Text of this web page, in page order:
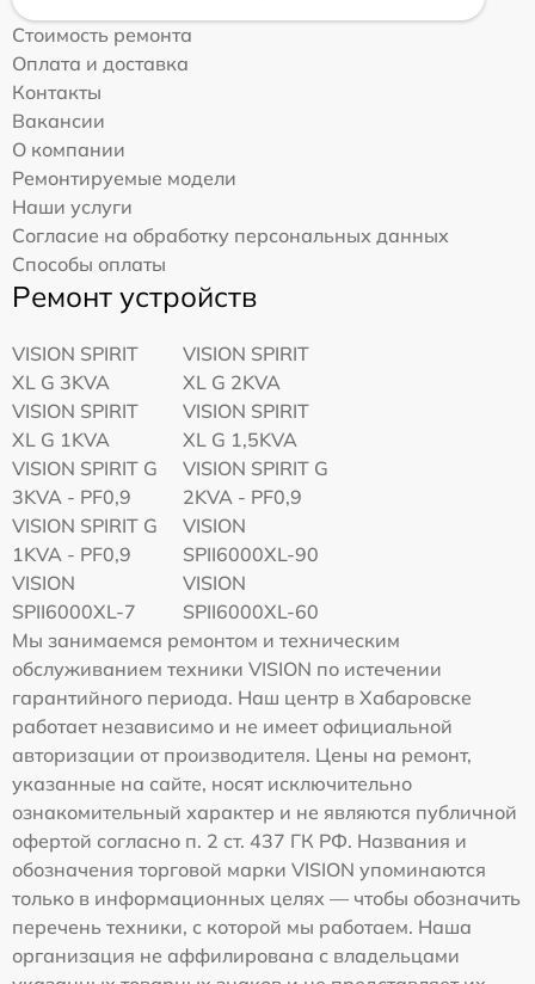
Стоимость ремонта
Оплата и доставка
Контакты
Вакансии
О компании
Ремонтируемые модели
Наши услуги
Согласие на обработку персональных данных
Способы оплаты
Ремонт устройств
VISION SPIRIT
XL G 3KVA
VISION SPIRIT
XL G 2KVA
VISION SPIRIT
XL G 1KVA
VISION SPIRIT
XL G 1,5KVA
VISION SPIRIT G
3KVA - PF0,9
VISION SPIRIT G
2KVA - PF0,9
VISION SPIRIT G
1KVA - PF0,9
VISION
SPII6000XL-90
VISION
SPII6000XL-7
VISION
SPII6000XL-60
Мы занимаемся ремонтом и техническим
обслуживанием техники VISION по истечении
гарантийного периода. Наш центр в Хабаровске
работает независимо и не имеет официальной
авторизации от производителя. Цены на ремонт,
указанные на сайте, носят исключительно
ознакомительный характер и не являются публичной
офертой согласно п. 2 ст. 437 ГК РФ. Названия и
обозначения торговой марки VISION упоминаются
только в информационных целях — чтобы обозначить
перечень техники, с которой мы работаем. Наша
организация не аффилирована с владельцами